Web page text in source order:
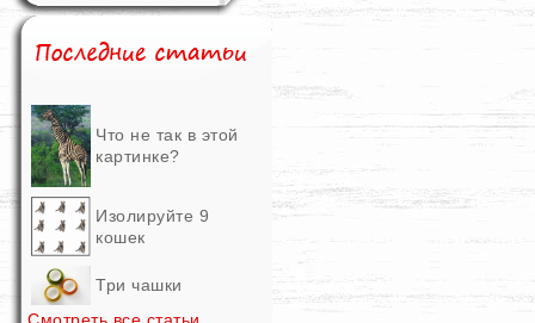
Что не так в этой
картинке?
Изолируйте 9
кошек
Три чашки